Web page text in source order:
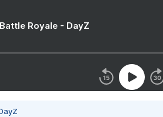
Royale - DayZ